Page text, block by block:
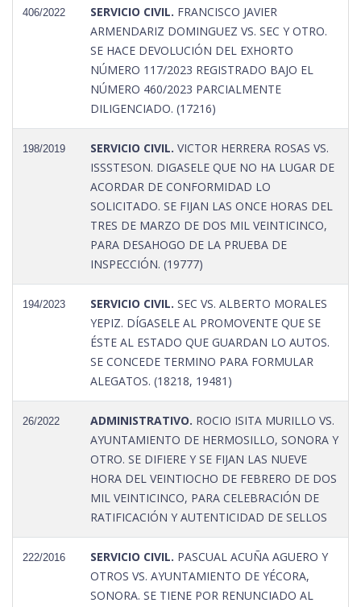
406/2022 SERVICIO CIVIL. FRANCISCO JAVIER
ARMENDARIZ DOMINGUEZ VS. SEC Y OTRO.
SE HACE DEVOLUCIÓN DEL EXHORTO
NÚMERO 117/2023 REGISTRADO BAJO EL
NÚMERO 460/2023 PARCIALMENTE
DILIGENCIADO. (17216)
198/2019 SERVICIO CIVIL. VICTOR HERRERA ROSAS VS.
ISSSTESON. DIGASELE QUE NO HA LUGAR DE
ACORDAR DE CONFORMIDAD LO
SOLICITADO. SE FIJAN LAS ONCE HORAS DEL
TRES DE MARZO DE DOS MIL VEINTICINCO,
PARA DESAHOGO DE LA PRUEBA DE
INSPECCIÓN. (19777)
194/2023 SERVICIO CIVIL. SEC VS. ALBERTO MORALES
YEPIZ. DÍGASELE AL PROMOVENTE QUE SE
ÉSTE AL ESTADO QUE GUARDAN LO AUTOS.
SE CONCEDE TERMINO PARA FORMULAR
ALEGATOS. (18218, 19481)
26/2022 ADMINISTRATIVO. ROCIO ISITA MURILLO VS.
AYUNTAMIENTO DE HERMOSILLO, SONORA Y
OTRO. SE DIFIERE Y SE FIJAN LAS NUEVE
HORA DEL VEINTIOCHO DE FEBRERO DE DOS
MIL VEINTICINCO, PARA CELEBRACIÓN DE
RATIFICACIÓN Y AUTENTICIDAD DE SELLOS
222/2016 SERVICIO CIVIL. PASCUAL ACUÑA AGUERO Y
OTROS VS. AYUNTAMIENTO DE YÉCORA,
SONORA. SE TIENE POR RENUNCIADO AL